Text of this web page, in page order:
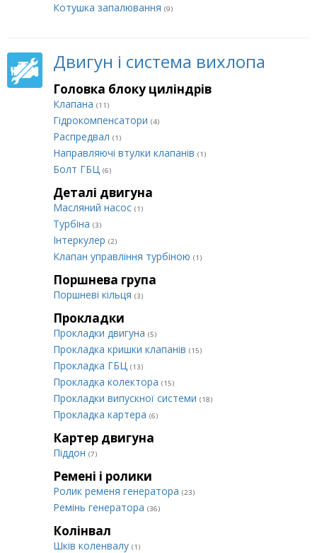
Котушка запалювання (9)
Двигун і система вихлопа
Головка блоку циліндрів
Клапана (11)
Гідрокомпенсатори (4)
Распредвал (1)
Направляючі втулки клапанів (1)
Болт ГБЦ (6)
Деталі двигуна
Масляний насос (1)
Турбіна (3)
Інтеркулер (2)
Клапан управління турбіною (1)
Поршнева група
Поршневі кільця (3)
Прокладки
Прокладки двигуна (5)
Прокладка кришки клапанів (15)
Прокладка ГБЦ (13)
Прокладка колектора (15)
Прокладки випускної системи (18)
Прокладка картера (6)
Картер двигуна
Піддон (7)
Ремені і ролики
Ролик ременя генератора (23)
Ремінь генератора (36)
Колінвал
Шків коленвалу (1)